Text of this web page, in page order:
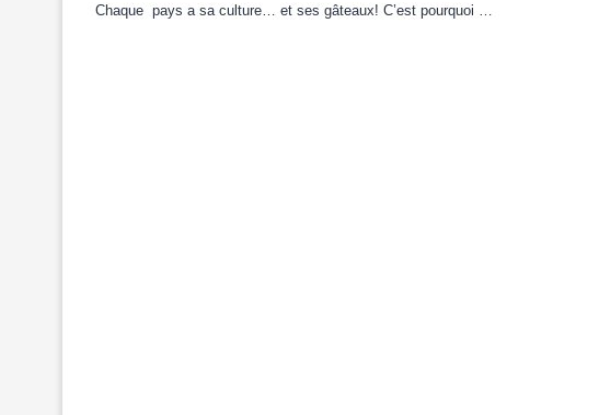
Chaque pays a sa culture… et ses gâteaux! C’est pourquoi …